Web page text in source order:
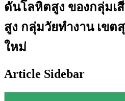
ดันโลหิตสูง ของกลุ่มเ
สูง กลุ่มวัยทำงาน เขต
ใหม่
Article Sidebar